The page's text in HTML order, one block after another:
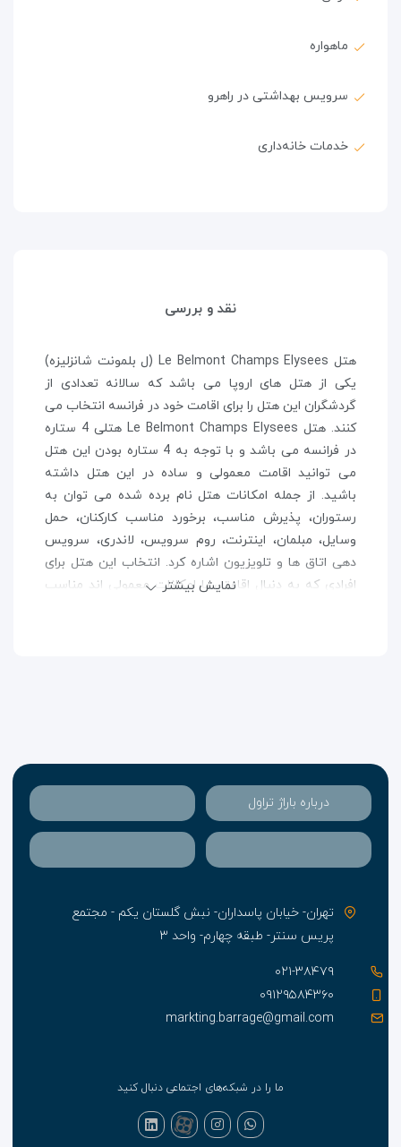
ماهواره
سرویس بهداشتی در راهرو
خدمات خانه‌داری
نقد و بررسی
هتل Le Belmont Champs Elysees (ل بلمونت شانزلیزه)
یکی از هتل های اروپا می باشد که سالانه تعدادی از
گردشگران این هتل را برای اقامت خود در فرانسه انتخاب می
کنند. هتل Le Belmont Champs Elysees هتلی 4 ستاره
در فرانسه می باشد و با توجه به 4 ستاره بودن این هتل
می توانید اقامت معمولی و ساده در این هتل داشته
باشید. از جمله امکانات هتل نام برده شده می توان به
رستوران، پذیرش مناسب، برخورد مناسب کارکنان، حمل
وسایل، مبلمان، اینترنت، روم سرویس، لاندری، سرویس
دهی اتاق ها و تلویزیون اشاره کرد. انتخاب این هتل برای
افرادی که به دنبال اقامتی با امکانات معمولی اند مناسب
انتخاب نمایید. فرانسه دارای انواع جاذبه های طبیعی، جاذبه
های فرهنگی و جاذبه های ویژه می باشد که می تواند هر
گردشگری را مجذوب خود کند.
نمایش بیشتر
درباره باراژ تراول
تهران- خیابان پاسداران- نبش گلستان یکم - مجتمع
پریس سنتر- طبقه چهارم- واحد ۳
۰۲۱-۳۸۴۷۹
۰۹۱۲۹۵۸۴۳۶۰
markting.barrage@gmail.com
ما را در شبکه‌های اجتماعی دنبال کنید